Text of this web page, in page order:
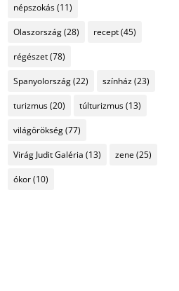
népszokás(11)
Olaszország(28) recept(45)
régészet(78)
Spanyolország(22) színház(23)
turizmus(20) túlturizmus(13)
világörökség(77)
Virág Judit Galéria (13) zene (25)
ókor(10)